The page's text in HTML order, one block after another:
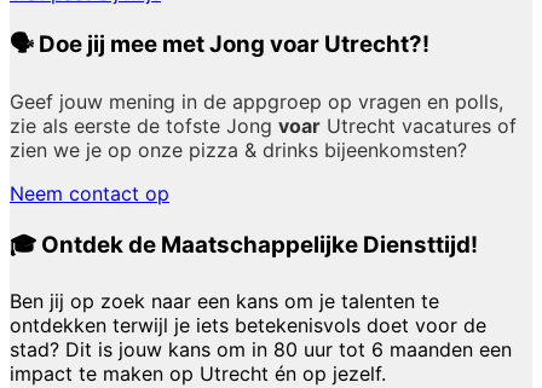
🗣️ Doe jij mee met Jong voar Utrecht?!
Geef jouw mening in de appgroep op vragen en polls,
zie als eerste de tofste Jong voar Utrecht vacatures of
zien we je op onze pizza & drinks bijeenkomsten?
Neem contact op
🎓 Ontdek de Maatschappelijke Diensttijd!
Ben jij op zoek naar een kans om je talenten te
ontdekken terwijl je iets betekenisvols doet voor de
stad? Dit is jouw kans om in 80 uur tot 6 maanden een
impact te maken op Utrecht én op jezelf.